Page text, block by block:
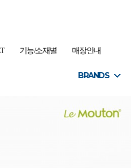
기능/소재별 매장안내
BRANDS